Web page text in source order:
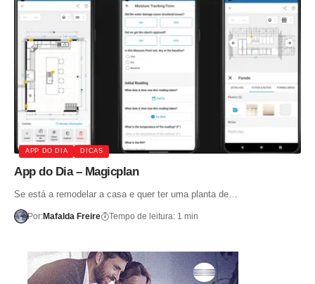
APP DO DIA DICAS
App do Dia – Magicplan
Se está a remodelar a casa e quer ter uma planta de…
Por:Mafalda Freire Tempo de leitura: 1 min